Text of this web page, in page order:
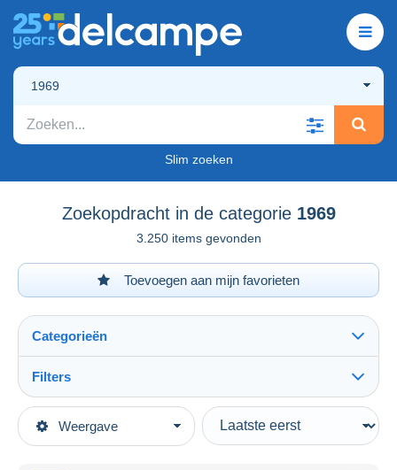
1969
Slim zoeken
Zoekopdracht in de categorie 1969
3.250 items gevonden
Toevoegen aan mijn favorieten
Weergave
Categorieën
Topcategorieën
Filters
Type verkopen
Actief